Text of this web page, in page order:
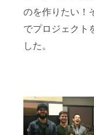
のを作りたい！
でプロジェクト
した。